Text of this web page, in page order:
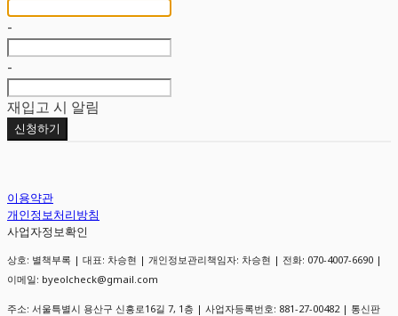
-
-
재입고 시 알림
신청하기
이용약관
개인정보처리방침
사업자정보확인
상호: 별책부록 | 대표: 차승현 | 개인정보관리책임자: 차승현 | 전화: 070-4007-6690 |
이메일: byeolcheck@gmail.com
주소: 서울특별시 용산구 신흥로16길 7, 1층 | 사업자등록번호: 881-27-00482 | 통신판